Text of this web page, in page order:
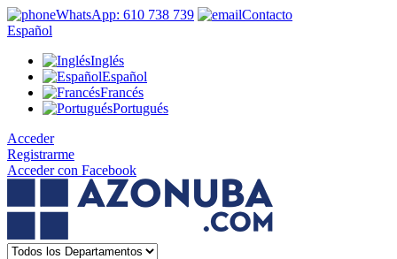
WhatsApp: 610 738 739
Contacto
Español
Inglés
Español
Francés
Portugués
Acceder
Registrarme
Acceder con Facebook